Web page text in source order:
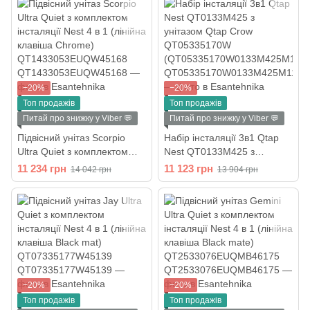
−20%
Топ продажів
Питай про знижку у Viber 💬
Підвісний унітаз Scorpio
Ultra Quiet з комплектом
інсталяції Nest 4 в 1 (лінійна
клавіша Chrome)
QT1433053EUQW45168
11 234 грн 14 042 грн
−20%
Топ продажів
Питай про знижку у Viber 💬
Набір інсталяції 3в1 Qtap
Nest QT0133M425 з
унітазом Qtap Crow
QT05335170W
(QT05335170W0133M425M
11111SAT)
11 123 грн 13 904 грн
−20%
Топ продажів
−20%
Топ продажів